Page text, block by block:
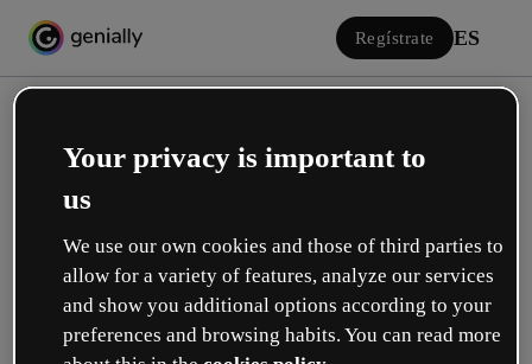
Regístrate ES
Iniciar sesión
Your privacy is important to
us
We use our own cookies and those of third parties to
allow for a variety of features, analyze our services
and show you additional options according to your
preferences and browsing habits. You can read more